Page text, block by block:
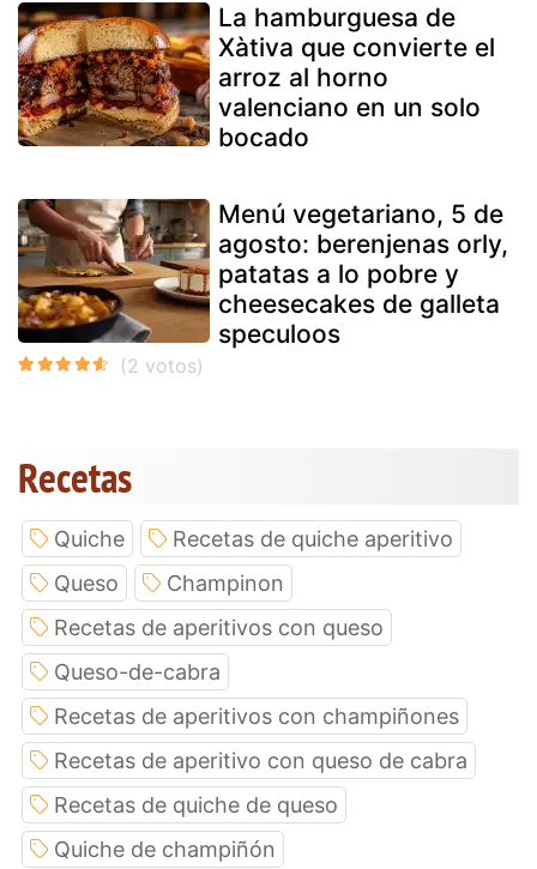
La hamburguesa de
Xàtiva que convierte el
arroz al horno
valenciano en un solo
bocado
Menú vegetariano, 5 de
agosto: berenjenas orly,
patatas a lo pobre y
cheesecakes de galleta
speculoos
Recetas
Quiche
Recetas de quiche aperitivo
Queso
Champinon
Recetas de aperitivos con queso
Queso-de-cabra
Recetas de aperitivos con champiñones
Recetas de aperitivo con queso de cabra
Recetas de quiche de queso
Quiche de champiñón